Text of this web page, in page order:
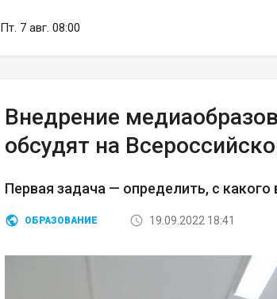
Пт. 7 авг. 08:00
Внедрение
обсудят на
Первая задача — определить, с какого
ОБРАЗОВАНИЕ 19.09.2022 18:41